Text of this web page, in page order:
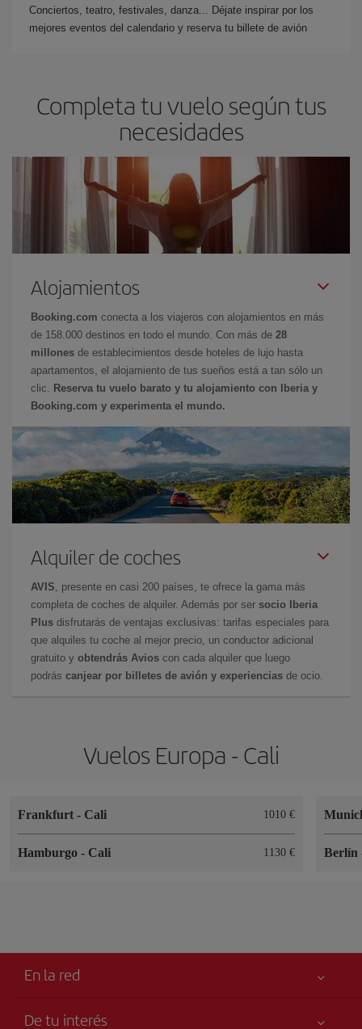
Conciertos, teatro, festivales, danza... Déjate inspirar por los
mejores eventos del calendario y reserva tu billete de avión
Completa tu vuelo según tus
necesidades
Alojamientos
Booking.com conecta a los viajeros con alojamientos en más
de 158.000 destinos en todo el mundo. Con más de 28
millones de establecimientos desde hoteles de lujo hasta
apartamentos, el alojamiento de tus sueños está a tan sólo un
clic.
Reserva tu vuelo barato y tu alojamiento con Iberia y
Booking.com y experimenta el mundo.
Alquiler de coches
AVIS , presente en casi 200 países, te ofrece la gama más
completa de coches de alquiler. Además por ser socio Iberia
Plus disfrutarás de ventajas exclusivas: tarifas especiales para
que alquiles tu coche al mejor precio, un conductor adicional
gratuito y obtendrás Avios con cada alquiler que luego
podrás canjear por billetes de avión y experiencias de ocio.
Vuelos Europa - Cali
Frankfurt - Cali 1010 €
Hamburgo - Cali 1130 € Berlín
En la red
De tu interés